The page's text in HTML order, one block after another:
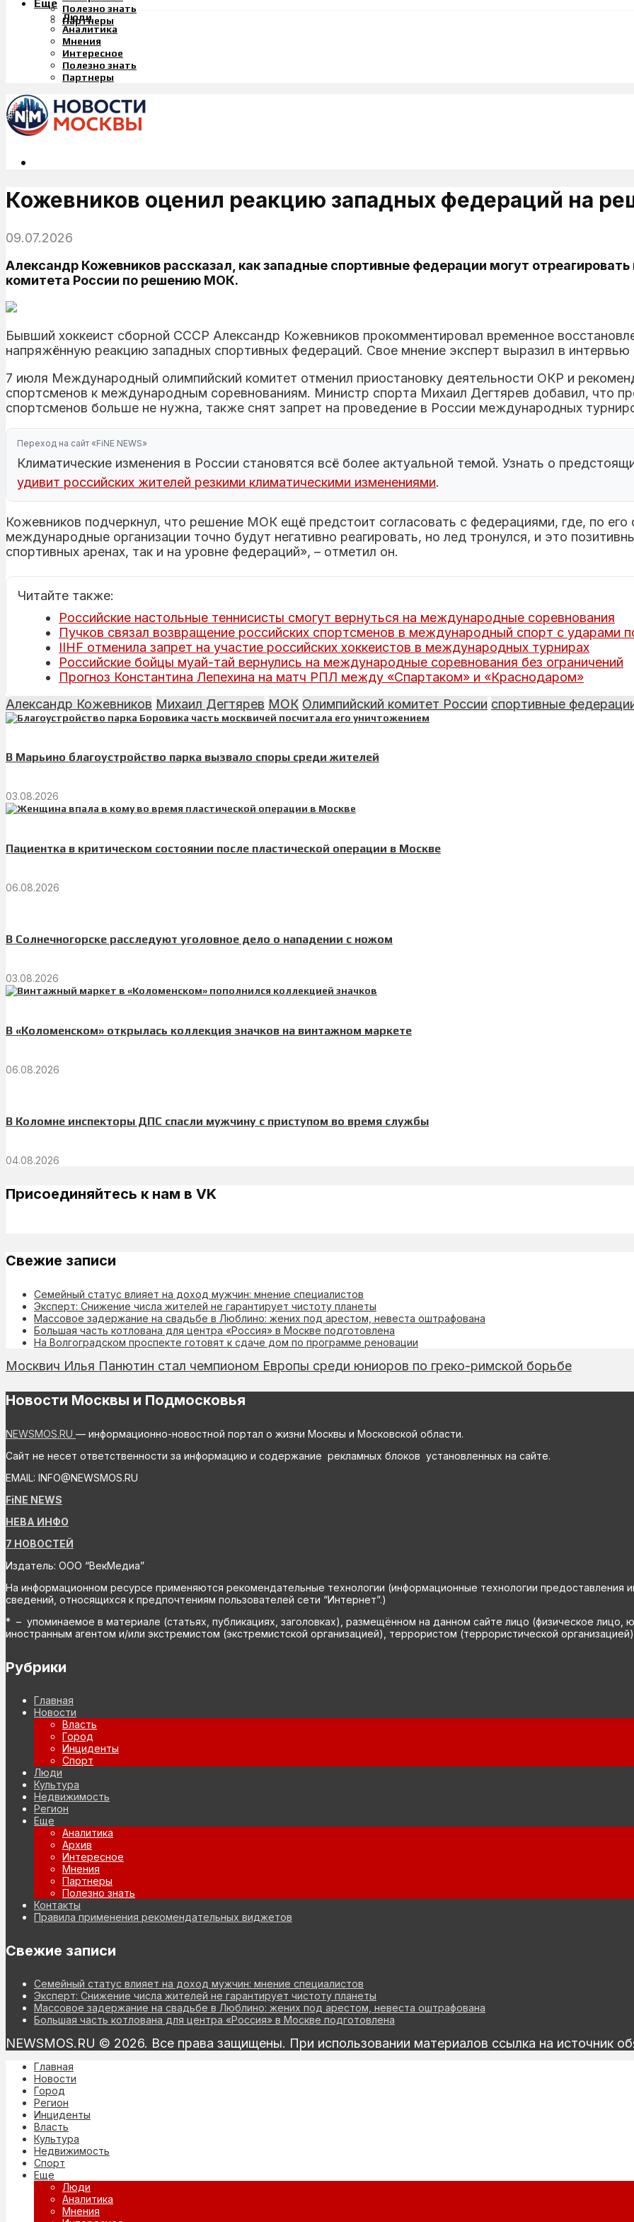
Полезно знать
Партнеры
Еще
Люди
Аналитика
Мнения
Интересное
Полезно знать
Партнеры
Кожевников оценил реакцию западных федераций на
09.07.2026
Александр Кожевников рассказал, как западные спортивные федерации могут
комитета России по решению МОК.
Бывший хоккеист сборной СССР Александр Кожевников прокомментировал временное
напряжённую реакцию западных спортивных федераций. Свое мнение эксперт выразил в
7 июля Международный олимпийский комитет отменил приостановку деятельности ОКР и
спортсменов к международным соревнованиям. Министр спорта Михаил Дегтярев добавил, что
спортсменов больше не нужна, также снят запрет на проведение в России международных
Переход на сайт «FiNE NEWS»
Климатические изменения в России становятся всё более актуальной темой. Узнать о
удивит российских жителей резкими климатическими изменениями.
Кожевников подчеркнул, что решение МОК ещё предстоит согласовать с федерациями, где, по
международные организации точно будут негативно реагировать, но лед тронулся, и это
спортивных аренах, так и на уровне федераций», – отметил он.
Читайте также:
Российские настольные теннисисты смогут вернуться на международные соревнования
Пучков связал возвращение российских спортсменов в международный спорт с ударами
IIHF отменила запрет на участие российских хоккеистов в международных турнирах
Российские бойцы муай-тай вернулись на международные соревнования без ограничений
Прогноз Константина Лепехина на матч РПЛ между «Спартаком» и «Краснодаром»
Александр Кожевников Михаил Дегтярев МОК Олимпийский комитет России спортивные
В Марьино благоустройство парка вызвало споры среди жителей
03.08.2026
Пациентка в критическом состоянии после пластической операции в Москве
06.08.2026
В Солнечногорске расследуют уголовное дело о нападении с ножом
03.08.2026
В «Коломенском» открылась коллекция значков на винтажном маркете
06.08.2026
В Коломне инспекторы ДПС спасли мужчину с приступом во время службы
04.08.2026
Присоединяйтесь к нам в VK
Свежие записи
Семейный статус влияет на доход мужчин: мнение специалистов
Эксперт: Снижение числа жителей не гарантирует чистоту планеты
Массовое задержание на свадьбе в Люблино: жених под арестом, невеста оштрафована
Большая часть котлована для центра «Россия» в Москве подготовлена
На Волгоградском проспекте готовят к сдаче дом по программе реновации
Москвич Илья Панютин стал чемпионом Европы среди юниоров по греко-римской борьбе
Новости Москвы и Подмосковья
NEWSMOS.RU — информационно-новостной портал о жизни Москвы и Московской области.
Сайт не несет ответственности за информацию и содержание рекламных блоков установленных на сайте.
EMAIL: INFO@NEWSMOS.RU
FiNE NEWS
НЕВА ИНФО
7 НОВОСТЕЙ
Издатель: ООО “ВекМедиа”
На информационном ресурсе применяются рекомендательные технологии (информационные технологии предоставления
сведений, относящихся к предпочтениям пользователей сети “Интернет”.)
* – упоминаемое в материале (статьях, публикациях, заголовках), размещённом на данном сайте лицо (физическое лицо,
иностранным агентом и/или экстремистом (экстремистской организацией), террористом (террористической
Рубрики
Главная
Новости
Власть
Город
Инциденты
Спорт
Люди
Культура
Недвижимость
Регион
Еще
Аналитика
Архив
Интересное
Мнения
Партнеры
Полезно знать
Контакты
Правила применения рекомендательных виджетов
Свежие записи
Семейный статус влияет на доход мужчин: мнение специалистов
Эксперт: Снижение числа жителей не гарантирует чистоту планеты
Массовое задержание на свадьбе в Люблино: жених под арестом, невеста оштрафована
Большая часть котлована для центра «Россия» в Москве подготовлена
NEWSMOS.RU © 2026. Все права защищены. При использовании материалов ссылка на источник
Главная
Новости
Город
Регион
Инциденты
Власть
Культура
Недвижимость
Спорт
Еще
Люди
Аналитика
Мнения